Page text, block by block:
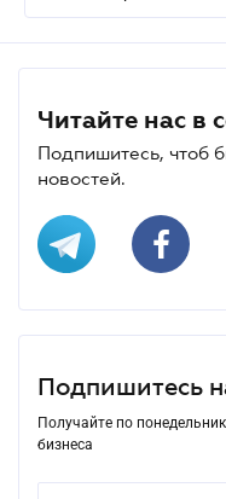
Читайте нас в
Подпишитесь, чтоб
новостей.
Подпишитесь
Получайте по
бизнеса